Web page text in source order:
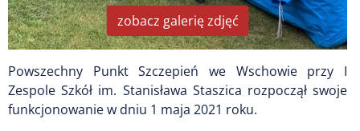
zobacz galerię zdjęć
Powszechny Punkt Szczepień we Wschowie przy I
Zespole Szkół im. Stanisława Staszica rozpoczął swoje
funkcjonowanie w dniu 1 maja 2021 roku.